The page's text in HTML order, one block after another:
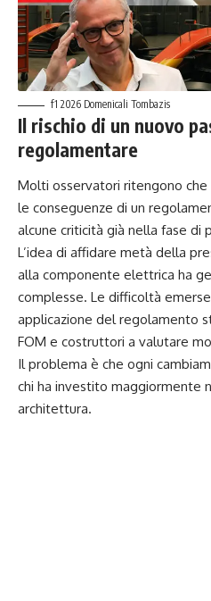
f1 2026 Domenicali Tombazis
Il rischio di un nuovo
regolamentare
Molti osservatori ritengono che
le conseguenze di un
alcune criticità già nella fase di
L’idea di affidare metà della
alla componente elettrica ha
complesse. Le difficoltà
applicazione del regolamento
FOM e costruttori a valutare
Il problema è che ogni
chi ha investito maggiormente
architettura.